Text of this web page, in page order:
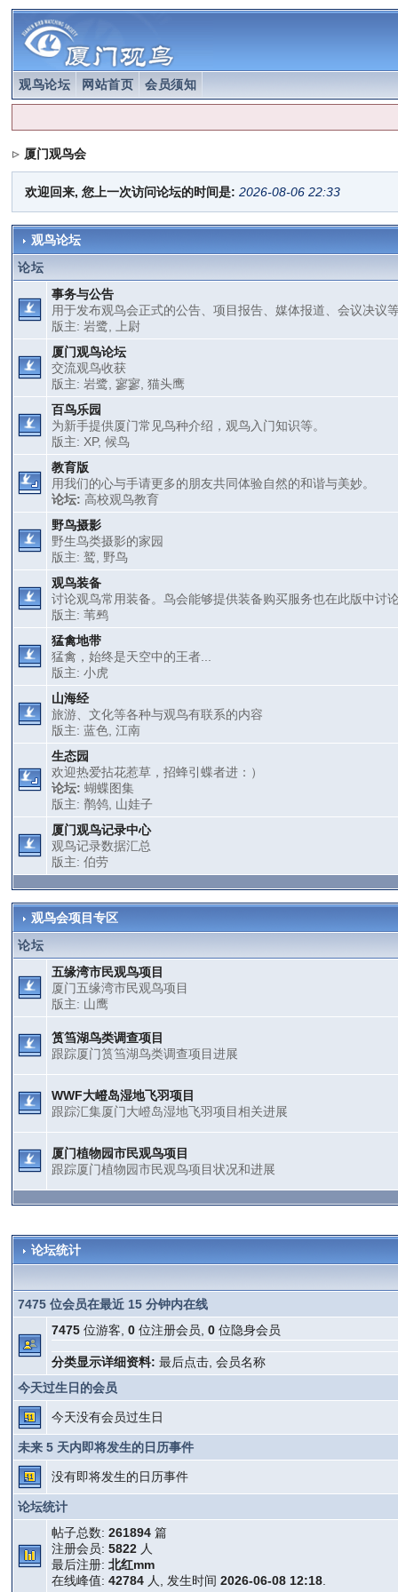
观鸟论坛 网站首页 会员须知
厦门观鸟会
欢迎回来, 您上一次访问论坛的时间是:2026-08-06 22:33
观鸟论坛
论坛
事务与公告
用于发布观鸟会正式的公告、项目报告、媒体报道、会议决议
版主:岩鹭
上尉
厦门观鸟论坛
交流观鸟收获
版主:岩鹭 ,寥寥 ,猫头鹰
百鸟乐园
为新手提供厦门常见鸟种介绍，观鸟入门知识等。
版主: XP,候鸟
教育版
用我们的心与手请更多的朋友共同体验自然的和谐与美妙。
论坛: 高校观鸟教育
野鸟摄影
野生鸟类摄影的家园
版主:鹫 野鸟
观鸟装备
讨论观鸟常用装备。鸟会能够提供装备购买服务也在此版中讨
版主:苇鹀
猛禽地带
猛禽，始终是天空中的王者...
版主:小虎
山海经
旅游、文化等各种与观鸟有联系的内容
版主:蓝色 ,江南
生态园
欢迎热爱拈花惹草，招蜂引蝶者进：）
论坛: 蝴蝶图集
版主:鹡鸰 山娃子
厦门观鸟记录中心
观鸟记录数据汇总
版主:伯劳
观鸟会项目专区
论坛
五缘湾市民观鸟项目
厦门五缘湾市民观鸟项目
版主: 山鹰
筼筜湖鸟类调查项目
跟踪厦门筼筜湖鸟类调查项目进展
WWF大嶝岛湿地飞羽项目
跟踪汇集厦门大嶝岛湿地飞羽项目相关进展
厦门植物园市民观鸟项目
跟踪厦门植物园市民观鸟项目状况和进展
论坛统计
7475 位会员在最近 15 分钟内在线
7475 位游客,0 位注册会员,0 位隐身会员
分类显示详细资料: 最后点击 ,会员名称
今天过生日的会员
今天没有会员过生日
未来 5 天内即将发生的日历事件
没有即将发生的日历事件
论坛统计
帖子总数:261894 篇
注册会员:5822 人
最后注册:北红mm
在线峰值:42784 人, 发生时间2026-06-08 12:18